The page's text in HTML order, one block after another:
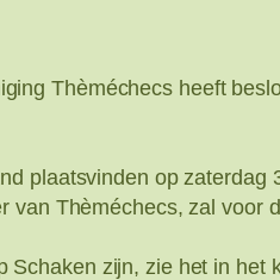
Thèméchecs heeft
plaatsvinden op zaterdag
van Thèméchecs, zal voor
Schaken zijn, zie het in het